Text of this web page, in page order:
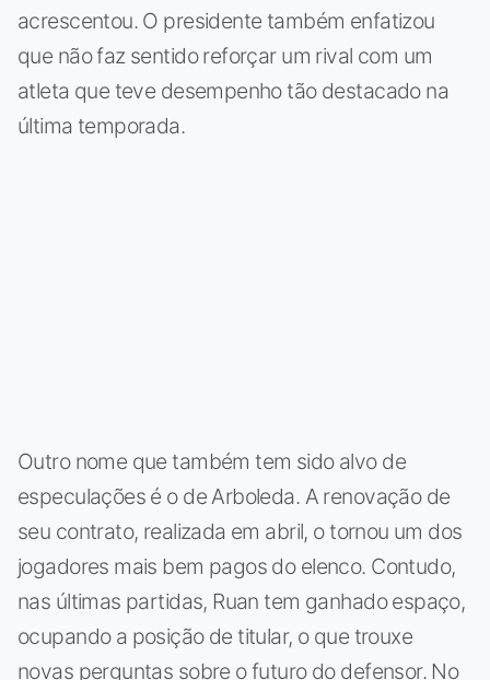
acrescentou. O presidente também enfatizou
que não faz sentido reforçar um rival com um
atleta que teve desempenho tão destacado na
última temporada.
Outro nome que também tem sido alvo de
especulações é o de Arboleda. A renovação de
seu contrato, realizada em abril, o tornou um dos
jogadores mais bem pagos do elenco. Contudo,
nas últimas partidas, Ruan tem ganhado espaço,
ocupando a posição de titular, o que trouxe
novas perguntas sobre o futuro do defensor. No